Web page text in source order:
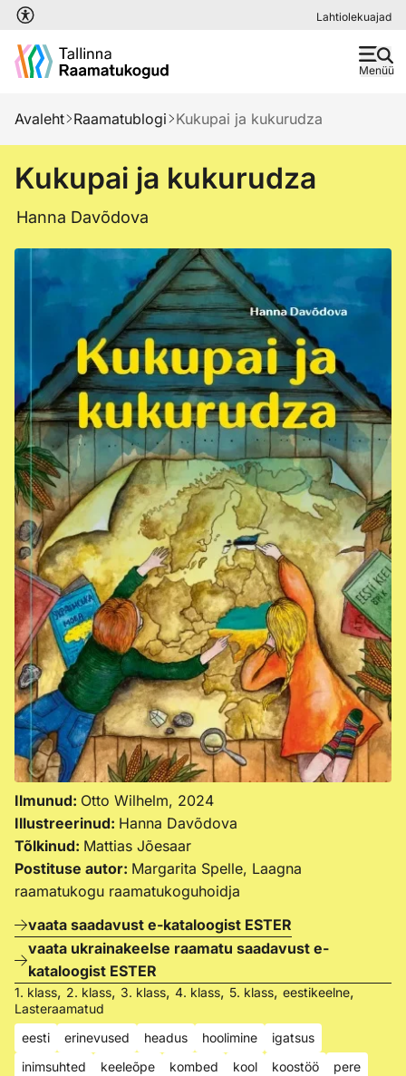
Liigu edasi põhisisu juurde Lahtiolekuajad
Menüü
Avaleht Raamatublogi Kukupai ja kukurudza
Kukupai ja kukurudza
Hanna Davõdova
Ilmunud: Otto Wilhelm, 2024
Illustreerinud: Hanna Davõdova
Tõlkinud: Mattias Jõesaar
Postituse autor: Margarita Spelle, Laagna
raamatukogu raamatukoguhoidja
vaata saadavust e-kataloogist ESTER
vaata ukrainakeelse raamatu saadavust e-
kataloogist ESTER
1. klass, 2. klass, 3. klass, 4. klass, 5. klass, eestikeelne,
Lasteraamatud
eesti
erinevused headus hoolimine
igatsus
inimsuhted
keeleõpe kombed kool koostöö
pere